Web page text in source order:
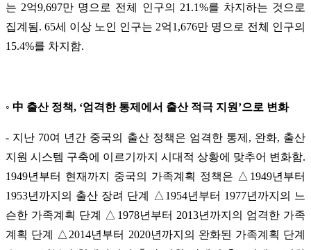
는 2억9,697만 명으로 전체 인구의 21.1%를 차지하는 것으로
집계됨. 65세 이상 노인 인구는 2억1,676만 명으로 전체 인구의
15.4%를 차지함.
◦ 中 출산 정책, ‘엄격한 통제에서 출산 적극 지원’으로 변화
- 지난 70여 년간 중국의 출산 정책은 엄격한 통제, 완화, 출산
지원 시스템 구축에 이르기까지 시대적 상황에 맞추어 변화함.
1949년부터 현재까지 중국의 가족계획 정책은 △1949년부터
1953년까지의 출산 장려 단계 △1954년부터 1977년까지의 느
슨한 가족계획 단계 △1978년부터 2013년까지의 엄격한 가족
계획 단계 △2014년부터 2020년까지의 완화된 가족계획 단계